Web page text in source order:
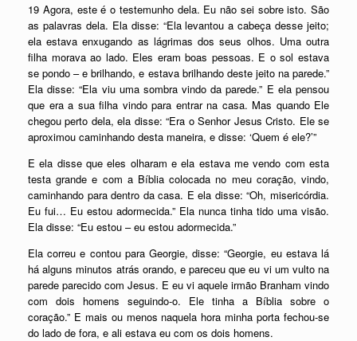
19 Agora, este é o testemunho dela. Eu não sei sobre isto. São
as palavras dela. Ela disse: “Ela levantou a cabeça desse jeito;
ela estava enxugando as lágrimas dos seus olhos. Uma outra
filha morava ao lado. Eles eram boas pessoas. E o sol estava
se pondo – e brilhando, e estava brilhando deste jeito na parede.”
Ela disse: “Ela viu uma sombra vindo da parede.” E ela pensou
que era a sua filha vindo para entrar na casa. Mas quando Ele
chegou perto dela, ela disse: “Era o Senhor Jesus Cristo. Ele se
aproximou caminhando desta maneira, e disse: ‘Quem é ele?’”
E ela disse que eles olharam e ela estava me vendo com esta
testa grande e com a Bíblia colocada no meu coração, vindo,
caminhando para dentro da casa. E ela disse: “Oh, misericórdia.
Eu fui… Eu estou adormecida.” Ela nunca tinha tido uma visão.
Ela disse: “Eu estou – eu estou adormecida.”
Ela correu e contou para Georgie, disse: “Georgie, eu estava lá
há alguns minutos atrás orando, e pareceu que eu vi um vulto na
parede parecido com Jesus. E eu vi aquele irmão Branham vindo
com dois homens seguindo-o. Ele tinha a Bíblia sobre o
coração.” E mais ou menos naquela hora minha porta fechou-se
do lado de fora, e ali estava eu com os dois homens.